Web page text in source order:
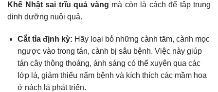
Khế Nhật sai trĩu quả vàng mà còn là cách để tập trung
dinh dưỡng nuôi quả.
Cắt tỉa định kỳ: Hãy loại bỏ những cành tăm, cành mọc
ngược vào trong tán, cành bị sâu bệnh. Việc này giúp
tán cây thông thoáng, ánh sáng có thể xuyên qua các
lớp lá, giảm thiểu nấm bệnh và kích thích các mầm hoa
ở nách lá phát triển.